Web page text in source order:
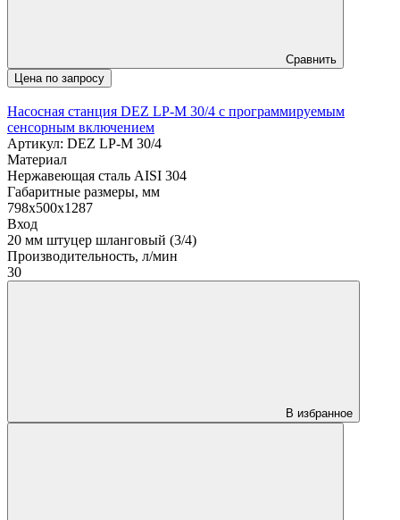
Сравнить
Цена по запросу
Насосная станция DEZ LP-M 30/4 с программируемым
сенсорным включением
Артикул: DEZ LP-M 30/4
Материал
Нержавеющая сталь AISI 304
Габаритные размеры, мм
798х500х1287
Вход
20 мм штуцер шланговый (3/4)
Производительность, л/мин
30
В избранное